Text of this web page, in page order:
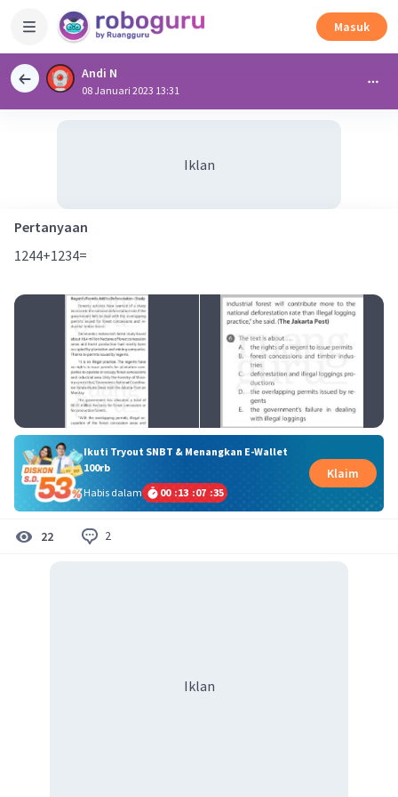
Masuk
Andi N
08 Januari 2023 13:31
Iklan
Pertanyaan
1244+1234=
Ikuti Tryout SNBT & Menangkan E-Wallet
100rb
Habis dalam
00 :13 :07 :35
Klaim
22 2
Iklan